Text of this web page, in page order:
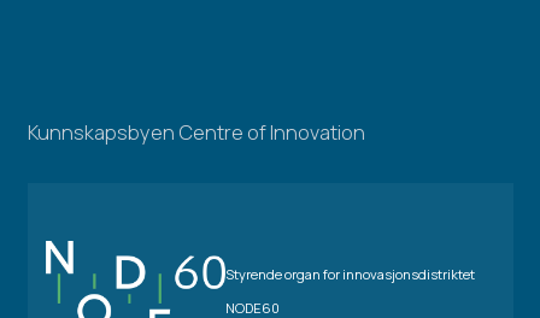
Kunnskapsbyen Centre of Innovation
Styrende organ for innovasjonsdistriktet
NODE60